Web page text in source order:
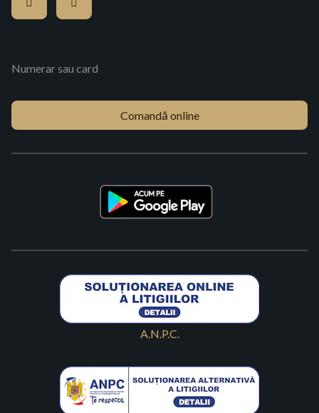
Numerar sau card
Comandă online
A.N.P.C.